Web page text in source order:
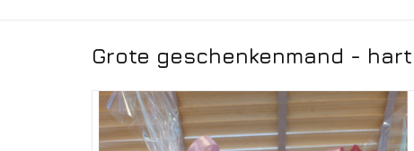
Grote geschenkenmand -